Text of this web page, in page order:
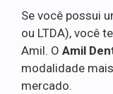
Se você possui
ou LTDA), você
Amil. O Amil
modalidade
mercado.